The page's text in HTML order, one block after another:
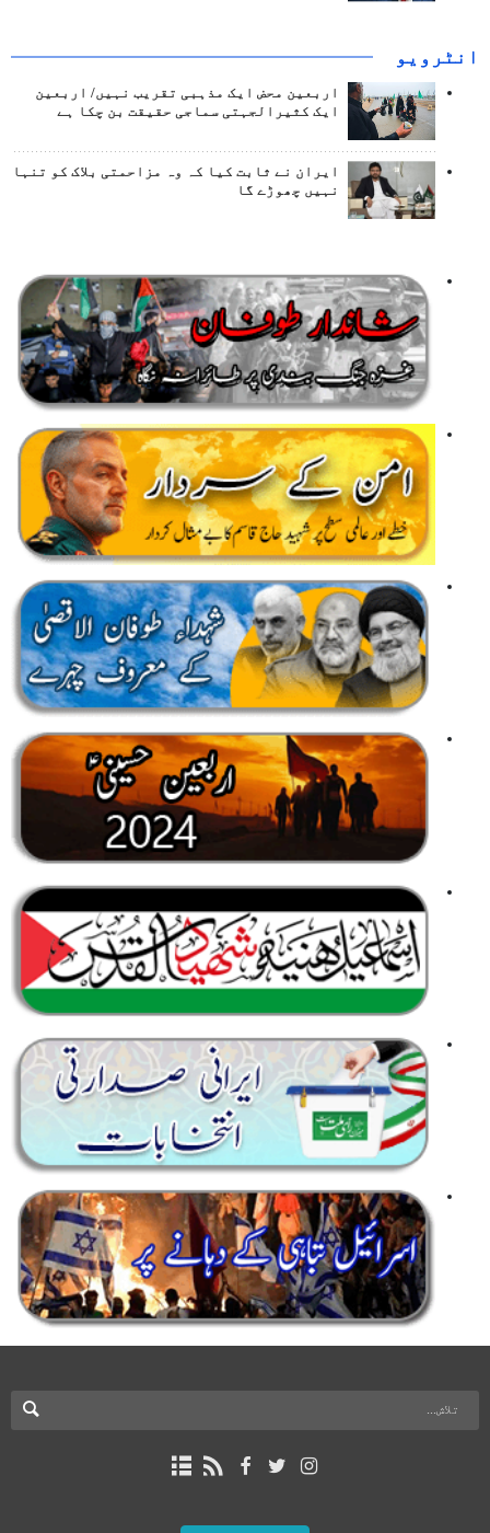
انٹرويو
اربعین محض ایک مذہبی تقریب نہیں/ اربعین
ایک کثیرالجہتی سماجی حقیقت بن چکا ہے
ایران نے ثابت کیا کہ وہ مزاحمتی بلاک کو تنہا
نہیں چھوڑے گا